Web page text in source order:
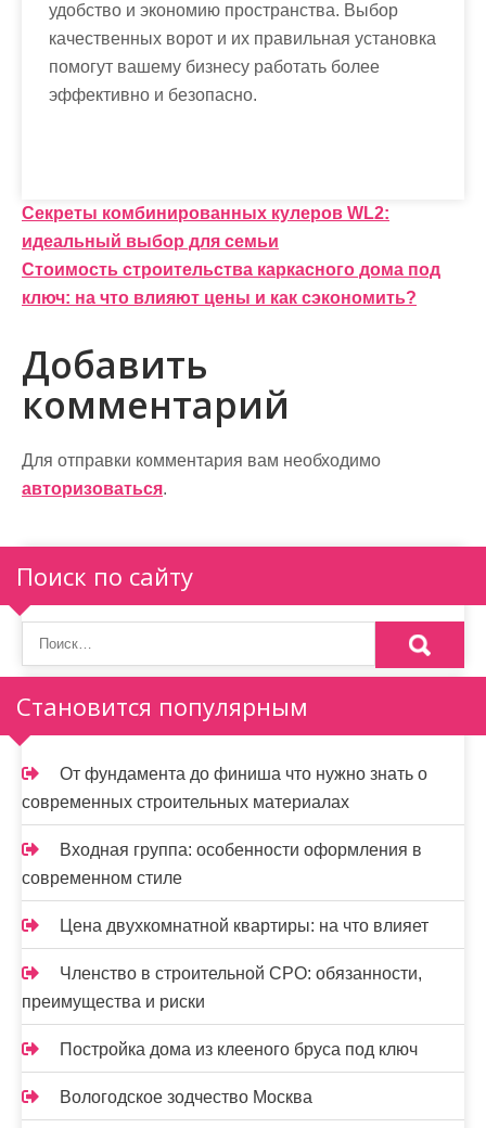
удобство и экономию пространства. Выбор
качественных ворот и их правильная установка
помогут вашему бизнесу работать более
эффективно и безопасно.
Н
а
в
и
г
а
ц
и
я
п
о
з
а
п
и
с
я
м
Секреты комбинированных кулеров WL2:
идеальный выбор для семьи
Стоимость строительства каркасного дома под
ключ: на что влияют цены и как сэкономить?
Добавить
комментарий
Для отправки комментария вам необходимо
авторизоваться.
Поиск по сайту
Становится популярным
От фундамента до финиша что нужно знать о
современных строительных материалах
Входная группа: особенности оформления в
современном стиле
Цена двухкомнатной квартиры: на что влияет
Членство в строительной СРО: обязанности,
преимущества и риски
Постройка дома из клееного бруса под ключ
Вологодское зодчество Москва